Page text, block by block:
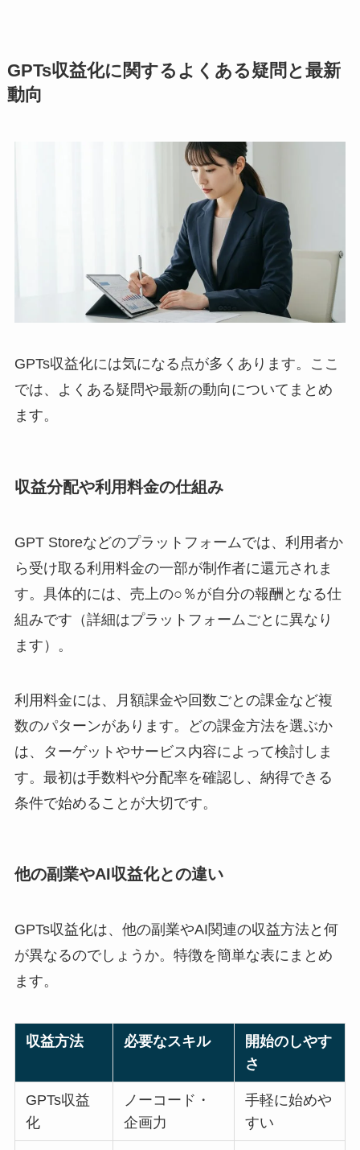
GPTs収益化に関するよくある疑問と最新
動向
GPTs収益化には気になる点が多くあります。ここ
では、よくある疑問や最新の動向についてまとめ
ます。
収益分配や利用料金の仕組み
GPT Storeなどのプラットフォームでは、利用者か
ら受け取る利用料金の一部が制作者に還元されま
す。具体的には、売上の○％が自分の報酬となる仕
組みです（詳細はプラットフォームごとに異なり
ます）。
利用料金には、月額課金や回数ごとの課金など複
数のパターンがあります。どの課金方法を選ぶか
は、ターゲットやサービス内容によって検討しま
す。最初は手数料や分配率を確認し、納得できる
条件で始めることが大切です。
他の副業やAI収益化との違い
GPTs収益化は、他の副業やAI関連の収益方法と何
が異なるのでしょうか。特徴を簡単な表にまとめ
ます。
収益方法 必要なスキル
開始のしやす
さ
GPTs収益
化
ノーコード・
企画力
手軽に始めや
すい